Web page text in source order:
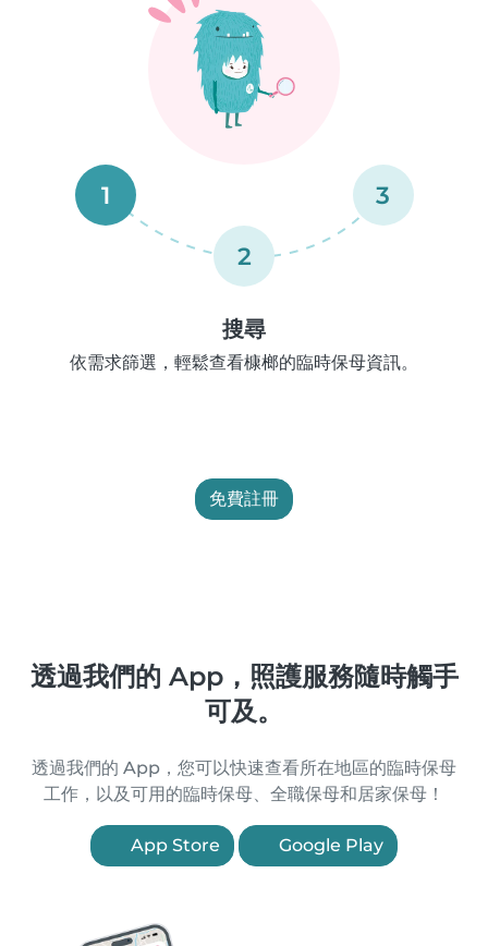
1
2
3
搜尋
依需求篩選，輕鬆查看槺榔的臨時保母資訊。
免費註冊
透過我們的 App，照護服務隨時觸手
可及。
透過我們的 App，您可以快速查看所在地區的臨時保母
工作，以及可用的臨時保母、全職保母和居家保母！
App Store Google Play